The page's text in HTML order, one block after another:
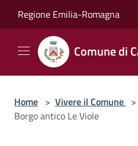
Regione Emilia-Romagna
Comune di
Home > Vivere il Comune >
Borgo antico Le Viole